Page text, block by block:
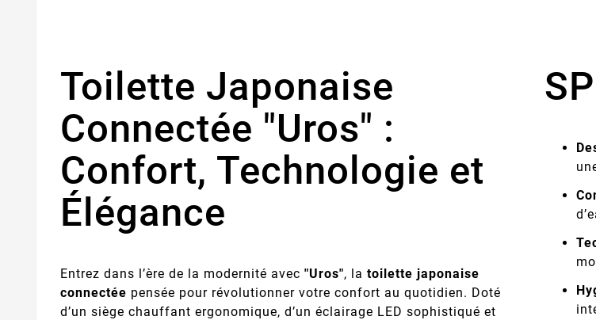
Toilette Japonaise
Connectée "Uros" :
Confort, Technologie et
Élégance
Entrez dans l’ère de la modernité avec "Uros", la toilette japonaise
connectée pensée pour révolutionner votre confort au quotidien. Doté
d’un siège chauffant ergonomique, d’un éclairage LED sophistiqué et